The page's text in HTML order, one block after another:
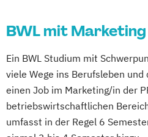
BWL mit
Ein BWL Studium mit
viele Wege ins Berufsleben
einen Job im Marketing/in der
betriebswirtschaftlichen
umfasst in der Regel 6